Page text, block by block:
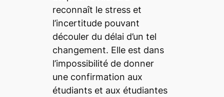
reconnaît le stress et
l’incertitude pouvant
découler du délai d’un tel
changement. Elle est dans
l’impossibilité de donner
une confirmation aux
étudiants et aux étudiantes